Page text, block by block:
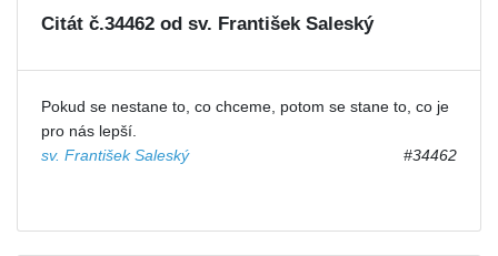
Citát č.34462 od sv. František Saleský
Pokud se nestane to, co chceme, potom se stane to, co je
pro nás lepší.
sv. František Saleský
#34462